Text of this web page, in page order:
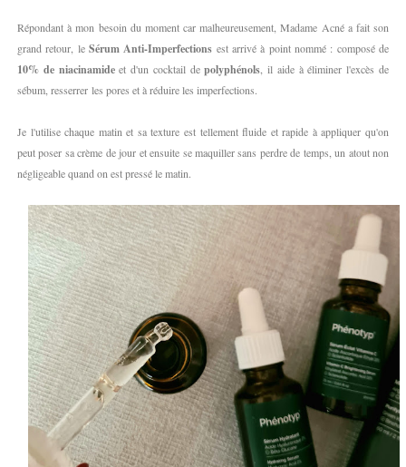
Répondant à mon besoin du moment car malheureusement, Madame Acné a fait son
grand retour, le Sérum Anti-Imperfections est arrivé à point nommé : composé de
10% de niacinamideet d'un cocktail depolyphénols , il aide à éliminer l'excès de
sébum, resserrer les pores et à réduire les imperfections.
Je l'utilise chaque matin et sa texture est tellement fluide et rapide à appliquer qu'on
peut poser sa crème de jour et ensuite se maquiller sans perdre de temps, un atout non
négligeable quand on est pressé le matin.